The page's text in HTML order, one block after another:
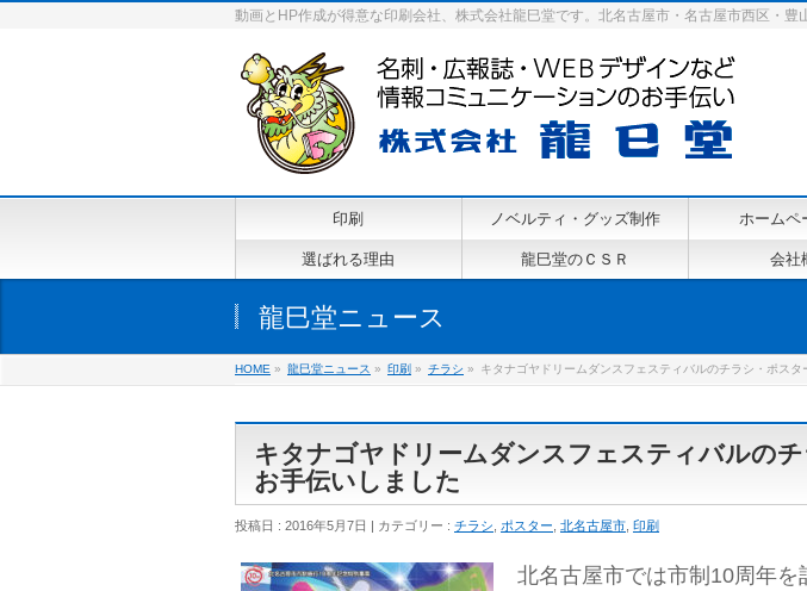
動画とHP作成が得意な印刷会社、株式会社龍巳堂です。北名古屋市・名古屋市西区・豊
印刷 ノベルティ・グッズ制作 ホームペ
選ばれる理由 龍巳堂のＣＳＲ 会社
龍巳堂ニュース
HOME » 龍巳堂ニュース » 印刷 » チラシ » キタナゴヤドリームダンスフェスティバルのチラシ・ポスタ
キタナゴヤドリームダンスフェスティバルの
お手伝いしました
投稿日 : 2016年5月7日 カテゴリー : チラシ ポスター 北名古屋市 印刷
北名古屋市では市制10周年